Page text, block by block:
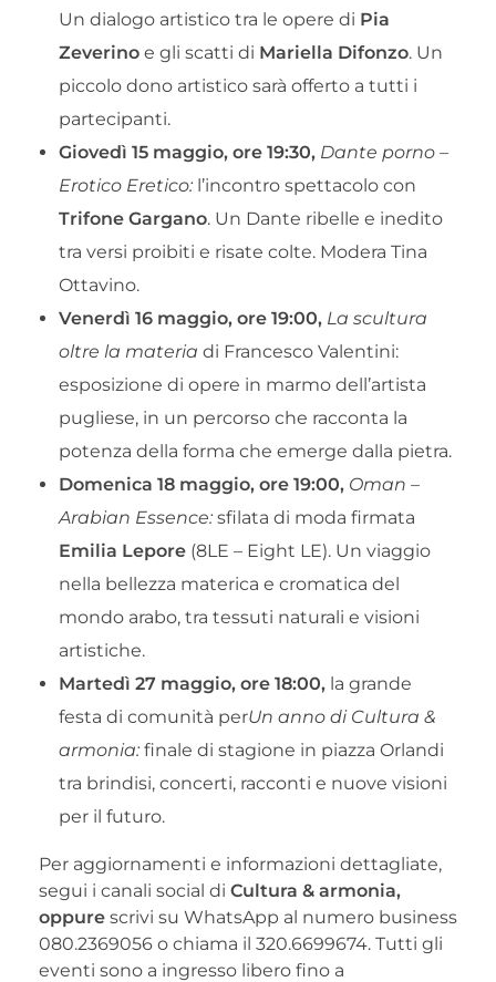
Un dialogo artistico tra le opere di Pia
Zeverinoe gli scatti di Mariella Difonzo. Un
piccolo dono artistico sarà offerto a tutti i
partecipanti.
Giovedì 15 maggio, ore 19:30, Dante porno –
Erotico Eretico: l’incontro spettacolo con
Trifone Gargano. Un Dante ribelle e inedito
tra versi proibiti e risate colte. Modera Tina
Ottavino.
Venerdì 16 maggio, ore 19:00, La scultura
oltre la materia di Francesco Valentini:
esposizione di opere in marmo dell’artista
pugliese, in un percorso che racconta la
potenza della forma che emerge dalla pietra.
Domenica 18 maggio, ore 19:00, Oman –
Arabian Essence: sfilata di moda firmata
Emilia Lepore(8LE – Eight LE). Un viaggio
nella bellezza materica e cromatica del
mondo arabo, tra tessuti naturali e visioni
artistiche.
Martedì 27 maggio, ore 18:00, la grande
festa di comunità perUn anno di Cultura &
armonia:finale di stagione in piazza Orlandi
tra brindisi, concerti, racconti e nuove visioni
per il futuro.
Per aggiornamenti e informazioni dettagliate,
segui i canali social di Cultura & armonia,
oppure scrivi su WhatsApp al numero business
080.2369056 o chiama il 320.6699674. Tutti gli
eventi sono a ingresso libero fino a